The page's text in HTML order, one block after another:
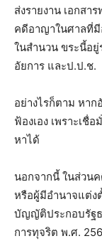
ส่งรายงาน เอกสา
คดีอาญาในศาลที่
ในสำนวน ขระนี้อ
อัยการ และป.ป.ช.
อย่างไรก็ตาม หาก
ฟ้องเอง เพราะเชื่
หาได้
นอกจากนี้ ในส่วน
หรือผู้มีอำนาจแต่ง
บัญญัติประกอบรัฐ
การทุจริต พ.ศ.